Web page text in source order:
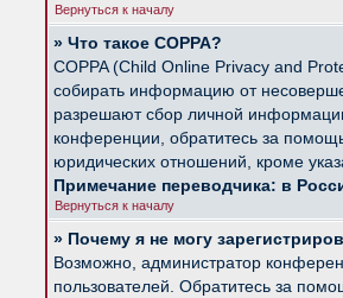
Вернуться к началу
» Что такое COPPA?
COPPA (Child Online Privacy and
собирать информацию от
разрешают сбор личной
конференции, обратитесь за
юридических отношений, кроме
Примечание переводчика: в
Вернуться к началу
» Почему я не могу
Возможно, администратор
пользователей. Обратитесь за